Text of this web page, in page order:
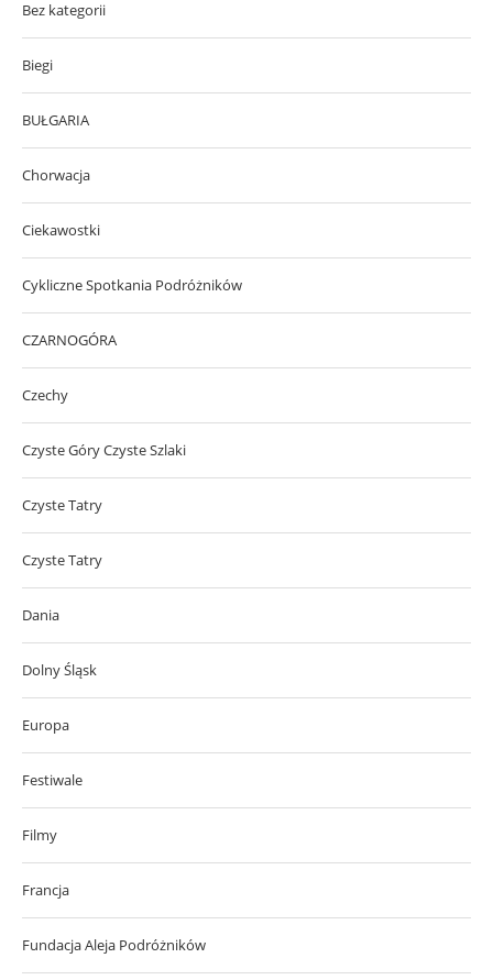
Bez kategorii
Biegi
BUŁGARIA
Chorwacja
Ciekawostki
Cykliczne Spotkania Podróżników
CZARNOGÓRA
Czechy
Czyste Góry Czyste Szlaki
Czyste Tatry
Czyste Tatry
Dania
Dolny Śląsk
Europa
Festiwale
Filmy
Francja
Fundacja Aleja Podróżników